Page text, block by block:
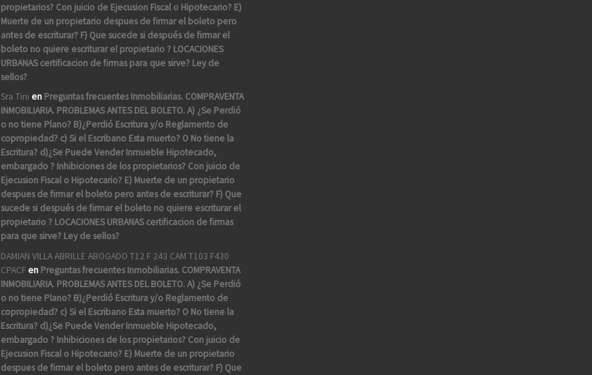
propietarios? Con juicio de Ejecusion Fiscal o Hipotecario? E)
Muerte de un propietario despues de firmar el boleto pero
antes de escriturar? F) Que sucede si después de firmar el
boleto no quiere escriturar el propietario ? LOCACIONES
URBANAS certificacion de firmas para que sirve? Ley de
sellos?
Sra Tini en Preguntas frecuentes Inmobiliarias. COMPRAVENTA
INMOBILIARIA. PROBLEMAS ANTES DEL BOLETO. A) ¿Se Perdió
o no tiene Plano? B)¿Perdió Escritura y/o Reglamento de
copropiedad? c) Si el Escribano Esta muerto? O No tiene la
Escritura? d)¿Se Puede Vender Inmueble Hipotecado,
embargado ? Inhibiciones de los propietarios? Con juicio de
Ejecusion Fiscal o Hipotecario? E) Muerte de un propietario
despues de firmar el boleto pero antes de escriturar? F) Que
sucede si después de firmar el boleto no quiere escriturar el
propietario ? LOCACIONES URBANAS certificacion de firmas
para que sirve? Ley de sellos?
DAMIAN VILLA ABRILLE ABOGADO T12 F 243 CAM T103 F430
CPACFen Preguntas frecuentes Inmobiliarias. COMPRAVENTA
INMOBILIARIA. PROBLEMAS ANTES DEL BOLETO. A) ¿Se Perdió
o no tiene Plano? B)¿Perdió Escritura y/o Reglamento de
copropiedad? c) Si el Escribano Esta muerto? O No tiene la
Escritura? d)¿Se Puede Vender Inmueble Hipotecado,
embargado ? Inhibiciones de los propietarios? Con juicio de
Ejecusion Fiscal o Hipotecario? E) Muerte de un propietario
despues de firmar el boleto pero antes de escriturar? F) Que